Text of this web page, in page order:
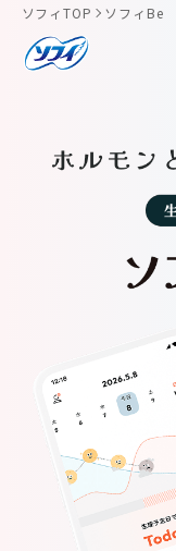
ソフィTOP ソフィBe